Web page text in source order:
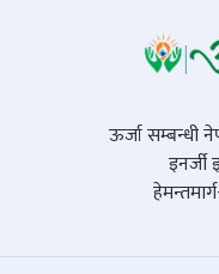
ऊर्जा सम्बन्धी
इनर्जी